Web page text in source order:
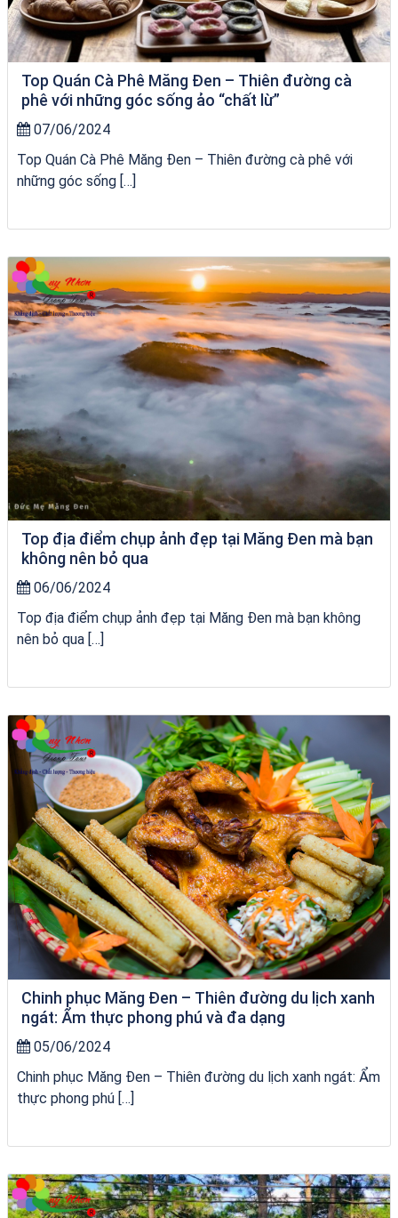
Top Quán Cà Phê Măng Đen – Thiên đường cà
phê với những góc sống ảo “chất lừ”
07/06/2024
Top Quán Cà Phê Măng Đen – Thiên đường cà phê với
những góc sống […]
Tour Đà Nẵng Quy Nhơn
Top địa điểm chụp ảnh đẹp tại Măng Đen mà bạn
không nên bỏ qua
06/06/2024
Top địa điểm chụp ảnh đẹp tại Măng Đen mà bạn không
nên bỏ qua […]
Tour Đà Nẵng Quy Nhơn
Chinh phục Măng Đen – Thiên đường du lịch xanh
ngát: Ẩm thực phong phú và đa dạng
05/06/2024
Chinh phục Măng Đen – Thiên đường du lịch xanh ngát: Ẩm
thực phong phú […]
Tour Đà Nẵng Quy Nhơn